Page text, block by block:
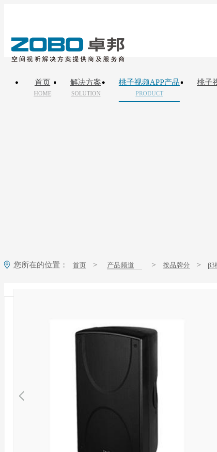
首页
HOME
解决方案
SOLUTION
桃子视频APP产品
PRODUCT
桃子
您所在的位置： 首页 > 产品频道 > 按品牌分 > β3